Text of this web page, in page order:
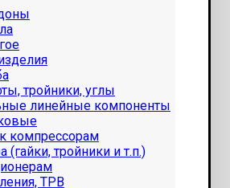
тройники, углы
линейные компоненты
компрессорам
(гайки, тройники и т.п.)
ТРВ